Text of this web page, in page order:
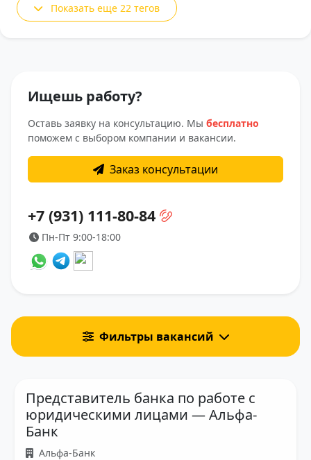
Показать еще 22 тегов
Фильтры вакансий
Ищешь работу?
Оставь заявку на консультацию. Мы бесплатно
поможем с выбором компании и вакансии.
Заказ консультации
+7 (931) 111-80-84
Пн-Пт 9:00-18:00
Представитель банка по работе с
юридическими лицами — Альфа-
Банк
Альфа-Банк